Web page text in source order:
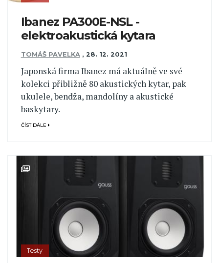
Ibanez PA300E-NSL -
elektroakustická kytara
TOMÁŠ PAVELKA , 28. 12. 2021
Japonská firma Ibanez má aktuálně ve své
kolekci přibližně 80 akustických kytar, pak
ukulele, bendža, mandolíny a akustické
baskytary.
ČÍST DÁLE
Testy